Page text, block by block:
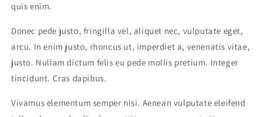
quis enim.
Donec pede justo, fringilla vel, aliquet nec, vulputate eget,
arcu. In enim justo, rhoncus ut, imperdiet a, venenatis vitae,
justo. Nullam dictum felis eu pede mollis pretium. Integer
tincidunt. Cras dapibus.
Vivamus elementum semper nisi. Aenean vulputate eleifend